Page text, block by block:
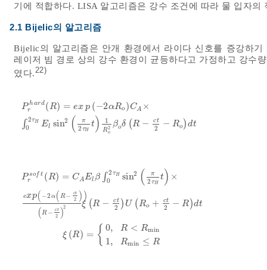
기에 적합하다. LISA 알고리즘은 강수 조건에 따라 물 입자
2.1 Bijelic의 알고리즘
Bijelic의 알고리즘은 안개 환경에서 라이다 신호를 증강하
레이저 빔 경로 상의 강수 환경이 균등하다고 가정하고 강수
였다. 22)
P h ard
r
(R) = ex p (−2αRo )CA ×
∫ 2τH
0 El sin2 ( π
2 τH
t) 1
R2
o
βoδ (R − ct
2 − Ro ) dt
Prh e xp R o 0 E π
P sof t
r
(R) = C A El β ∫ 2 τH
0 sin2 ( π
2 τH
t) ×
exp( −2 α ( R− ct
2 ))
(R − ct
2 )2 ξ (R − ct
2 ) U (Ro + ct
2 − R )dt
ξ (R) = { 0,
1,
R < Rmin
Rmin ≤ R
PrsoftR=CAElβ ∫02 τHsin2 π2τ Ht ×exp -2αR